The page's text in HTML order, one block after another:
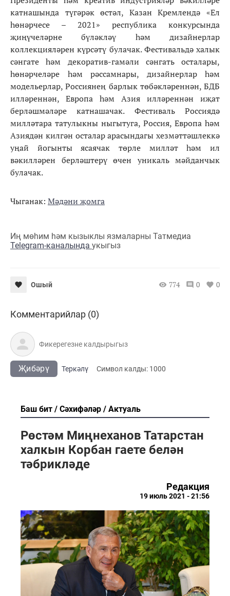
катнашында түгәрәк өстәл, Казан Кремлендә «Ел
һөнәрчесе – 2021» республика конкурсында
җиңүчеләрне бүләкләү һәм дизайнерлар
коллекцияләрен күрсәтү булачак. Фестивальдә халык
сәнгате һәм декоратив-гамәли сәнгать осталары,
һөнәрчеләре һәм рәссамнары, дизайнерлар һәм
модельерлар, Россиянең барлык төбәкләреннән, БДБ
илләреннән, Европа һәм Азия илләреннән иҗат
берләшмәләре катнашачак. Фестиваль Россиядә
милләтара татулыкны ныгытуга, Россия, Европа һәм
Азиядән килгән осталар арасындагы хезмәттәшлеккә
уңай йогынты ясаячак төрле милләт һәм ил
вәкилләрен берләштерү өчен уникаль мәйданчык
булачак.
Чыганак: Мәдәни җомга
Иң мөһим һәм кызыклы язмаларны Татмедиа
Telegram-каналында укыгыз
Ошый 774 0 0
Комментарийлар (0)
Җибәрү Теркәлү Cимвол калды: 1000
Баш бит Сәхифәләр Актуаль
Рөстәм Миңнеханов Татарстан
халкын Корбан гаете белән
тәбрикләде
Редакция
19 июль 2021 - 21:56